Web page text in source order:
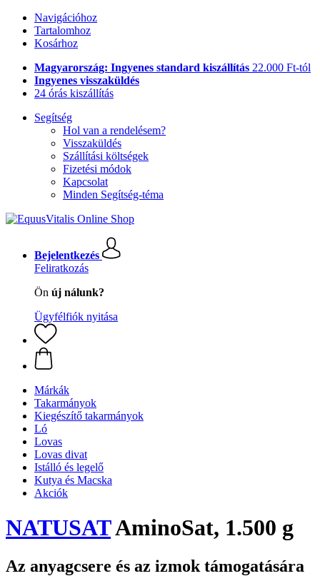
Navigációhoz
Tartalomhoz
Kosárhoz
Magyarország: Ingyenes standard kiszállítás 22.000 Ft-tól
Ingyenes visszaküldés
24 órás kiszállítás
Segítség
Hol van a rendelésem?
Visszaküldés
Szállítási költségek
Fizetési módok
Kapcsolat
Minden Segítség-téma
Bejelentkezés
Feliratkozás
Ön új nálunk?
Ügyfélfiók nyitása
Márkák
Takarmányok
Kiegészítő takarmányok
Ló
Lovas
Lovas divat
Istálló és legelő
Kutya és Macska
Akciók
NATUSATAminoSat, 1.500 g
Az anyagcsere és az izmok támogatására